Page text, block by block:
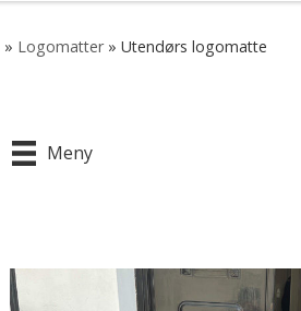
» Logomatter» Utendørs logomatte
Meny